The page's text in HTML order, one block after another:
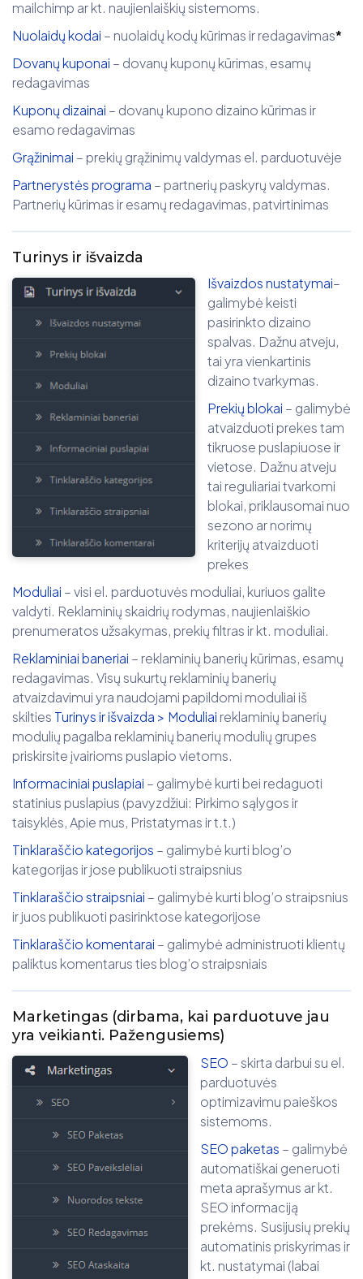
mailchimp ar kt. naujienlaiškių sistemoms.
Nuolaidų kodai – nuolaidų kodų kūrimas ir redagavimas*
Dovanų kuponai – dovanų kuponų kūrimas, esamų
redagavimas
Kuponų dizainai – dovanų kupono dizaino kūrimas ir
esamo redagavimas
Grąžinimai – prekių grąžinimų valdymas el. parduotuvėje
Partnerystės programa – partnerių paskyrų valdymas.
Partnerių kūrimas ir esamų redagavimas, patvirtinimas
Turinys ir išvaizda
Išvaizdos nustatymai–
galimybė keisti
pasirinkto dizaino
spalvas. Dažnu atveju,
tai yra vienkartinis
dizaino tvarkymas.
Prekių blokai – galimybė
atvaizduoti prekes tam
tikruose puslapiuose ir
vietose. Dažnu atveju
tai reguliariai tvarkomi
blokai, priklausomai nuo
sezono ar norimų
kriterijų atvaizduoti
prekes
Moduliai – visi el. parduotuvės moduliai, kuriuos galite
valdyti. Reklaminių skaidrių rodymas, naujienlaiškio
prenumeratos užsakymas, prekių filtras ir kt. moduliai.
Reklaminiai baneriai – reklaminių banerių kūrimas, esamų
redagavimas. Visų sukurtų reklaminių banerių
atvaizdavimui yra naudojami papildomi moduliai iš
skilties Turinys ir išvaizda > Moduliai reklaminių banerių
modulių pagalba reklaminių banerių modulių grupes
priskirsite įvairioms puslapio vietoms.
Informaciniai puslapiai – galimybė kurti bei redaguoti
statinius puslapius (pavyzdžiui: Pirkimo sąlygos ir
taisyklės, Apie mus, Pristatymas ir t.t.)
Tinklaraščio kategorijos – galimybė kurti blog’o
kategorijas ir jose publikuoti straipsnius
Tinklaraščio straipsniai – galimybė kurti blog’o straipsnius
ir juos publikuoti pasirinktose kategorijose
Tinklaraščio komentarai – galimybė administruoti klientų
paliktus komentarus ties blog’o straipsniais
Marketingas (dirbama, kai parduotuve jau
yra veikianti. Pažengusiems)
SEO – skirta darbui su el.
parduotuvės
optimizavimu paieškos
sistemoms.
SEO paketas – galimybė
automatiškai generuoti
meta aprašymus ar kt.
SEO informaciją
prekėms. Susijusių prekių
automatinis priskyrimas ir
kt. nustatymai (labai